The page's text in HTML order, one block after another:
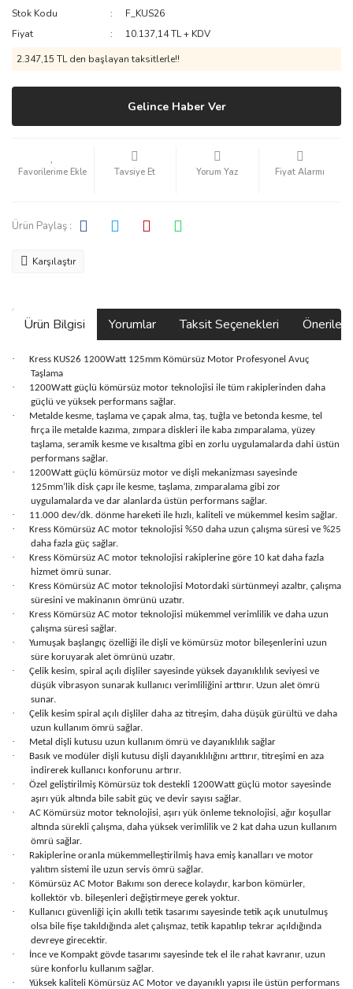
Stok Kodu
F_KUS26
Fiyat
10.137,14 TL + KDV
2.347,15 TL den başlayan taksitlerle!!
Gelince Haber Ver
Tavsiye Et Yorum Yaz Fiyat Alarmı
Ürün Paylaş :
Karşılaştır
Ürün Bilgisi Yorumlar Taksit Seçenekleri
·
Kress KUS26 1200Watt 125mm Kömürsüz Motor Profesyonel Avuç
Taşlama
·
1200Watt güçlü kömürsüz motor teknolojisi ile tüm rakiplerinden daha
güçlü ve yüksek performans sağlar.
·
Metalde kesme, taşlama ve çapak alma, taş, tuğla ve betonda kesme, tel
fırça ile metalde kazıma, zımpara diskleri ile kaba zımparalama, yüzey
taşlama, seramik kesme ve kısaltma gibi en zorlu uygulamalarda dahi üstün
performans sağlar.
·
1200Watt güçlü kömürsüz motor ve dişli mekanizması sayesinde
125mm’lik disk çapı ile kesme, taşlama, zımparalama gibi zor
uygulamalarda ve dar alanlarda üstün performans sağlar.
· 11.000 dev/dk. dönme hareketi ile hızlı, kaliteli ve mükemmel kesim sağlar.
·
Kress Kömürsüz AC motor teknolojisi %50 daha uzun çalışma süresi ve %25
daha fazla güç sağlar.
·
Kress Kömürsüz AC motor teknolojisi rakiplerine göre 10 kat daha fazla
hizmet ömrü sunar.
·
Kress Kömürsüz AC motor teknolojisi Motordaki sürtünmeyi azaltır, çalışma
süresini ve makinanın ömrünü uzatır.
·
Kress Kömürsüz AC motor teknolojisi mükemmel verimlilik ve daha uzun
çalışma süresi sağlar.
·
Yumuşak başlangıç özelliği ile dişli ve kömürsüz motor bileşenlerini uzun
süre koruyarak alet ömrünü uzatır.
·
Çelik kesim, spiral açılı dişliler sayesinde yüksek dayanıklılık seviyesi ve
düşük vibrasyon sunarak kullanıcı verimliliğini arttırır. Uzun alet ömrü
sunar.
·
Çelik kesim spiral açılı dişliler daha az titreşim, daha düşük gürültü ve daha
uzun kullanım ömrü sağlar.
· Metal dişli kutusu uzun kullanım ömrü ve dayanıklılık sağlar
·
Basık ve modüler dişli kutusu dişli dayanıklılığını arttırır, titreşimi en aza
indirerek kullanıcı konforunu artırır.
·
Özel geliştirilmiş Kömürsüz tok destekli 1200Watt güçlü motor sayesinde
aşırı yük altında bile sabit güç ve devir sayısı sağlar.
·
AC Kömürsüz motor teknolojisi, aşırı yük önleme teknolojisi, ağır koşullar
altında sürekli çalışma, daha yüksek verimlilik ve 2 kat daha uzun kullanım
ömrü sağlar.
·
Rakiplerine oranla mükemmelleştirilmiş hava emiş kanalları ve motor
yalıtım sistemi ile uzun servis ömrü sağlar.
·
Kömürsüz AC Motor Bakımı son derece kolaydır, karbon kömürler,
kollektör vb. bileşenleri değiştirmeye gerek yoktur.
·
Kullanıcı güvenliği için akıllı tetik tasarımı sayesinde tetik açık unutulmuş
olsa bile fişe takıldığında alet çalışmaz, tetik kapatılıp tekrar açıldığında
devreye girecektir.
·
İnce ve Kompakt gövde tasarımı sayesinde tek el ile rahat kavranır, uzun
süre konforlu kullanım sağlar.
·
Yüksek kaliteli Kömürsüz AC Motor ve dayanıklı yapısı ile üstün performans